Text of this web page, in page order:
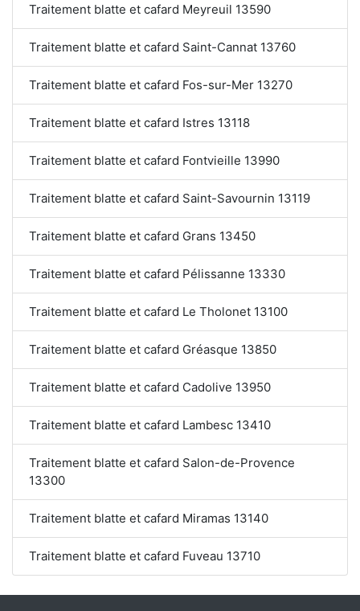
Traitement blatte et cafard Meyreuil 13590
Traitement blatte et cafard Saint-Cannat 13760
Traitement blatte et cafard Fos-sur-Mer 13270
Traitement blatte et cafard Istres 13118
Traitement blatte et cafard Fontvieille 13990
Traitement blatte et cafard Saint-Savournin 13119
Traitement blatte et cafard Grans 13450
Traitement blatte et cafard Pélissanne 13330
Traitement blatte et cafard Le Tholonet 13100
Traitement blatte et cafard Gréasque 13850
Traitement blatte et cafard Cadolive 13950
Traitement blatte et cafard Lambesc 13410
Traitement blatte et cafard Salon-de-Provence
13300
Traitement blatte et cafard Miramas 13140
Traitement blatte et cafard Fuveau 13710